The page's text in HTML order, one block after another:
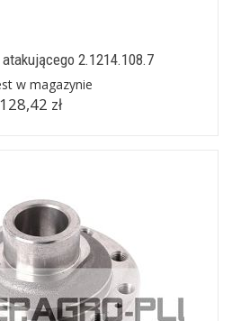
2.1214.108.7
w magazynie
128,42 zł